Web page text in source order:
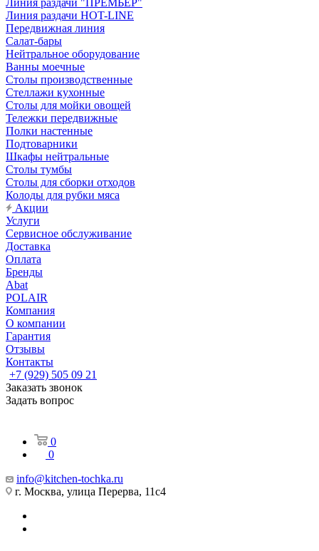
Линия раздачи "ПРЕМЬЕР"
Линия раздачи HOT-LINE
Передвижная линия
Салат-бары
Нейтральное оборудование
Ванны моечные
Столы производственные
Стеллажи кухонные
Столы для мойки овощей
Тележки передвижные
Полки настенные
Подтоварники
Шкафы нейтральные
Столы тумбы
Столы для сборки отходов
Колоды для рубки мяса
Акции
Услуги
Сервисное обслуживание
Доставка
Оплата
Бренды
Abat
POLAIR
Компания
О компании
Гарантия
Отзывы
Контакты
+7 (929) 505 09 21
Заказать звонок
Задать вопрос
0
0
info@kitchen-tochka.ru
г. Москва, улица Перерва, 11с4